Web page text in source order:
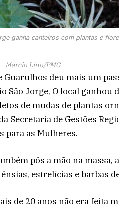
ganha canteiros com plantas e
Marcio Lino/PMG
deu mais um
São Jorge, O local ganhou
de mudas de plantas
Secretaria de Gestões
para as Mulheres.
pôs a mão na
estrelícias e barbas
de 20 anos não era feita